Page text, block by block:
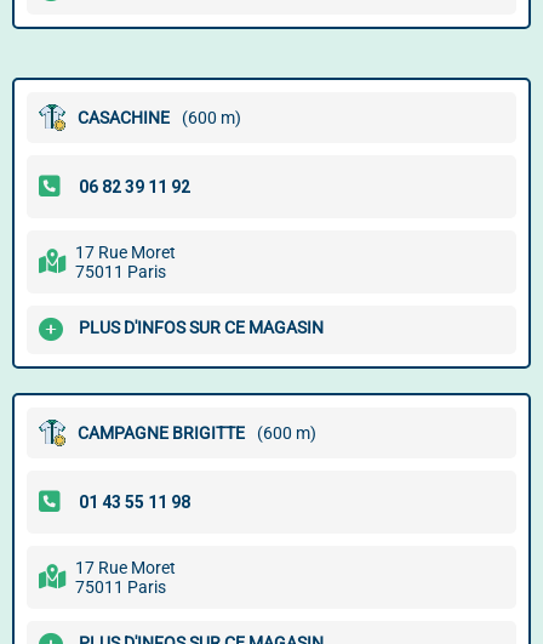
CASACHINE (600 m)
17 Rue Moret
75011 Paris
PLUS D'INFOS SUR CE MAGASIN
CAMPAGNE BRIGITTE (600 m)
17 Rue Moret
75011 Paris